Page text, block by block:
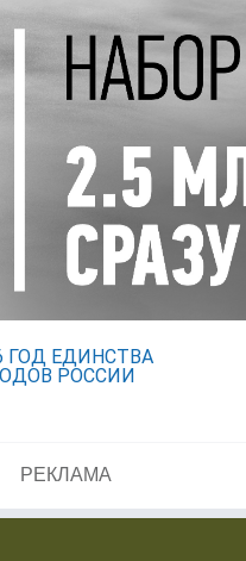
ГОД ЕДИНСТВА
РОССИИ
РЕКЛАМА